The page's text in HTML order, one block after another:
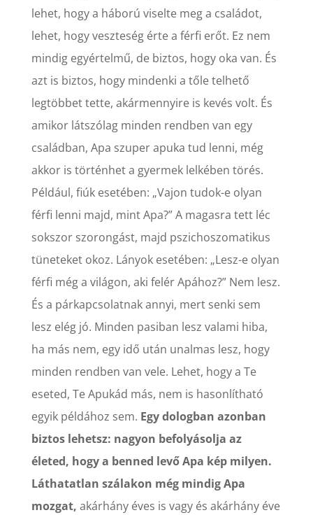
lehet, hogy a háború viselte meg a családot,
lehet, hogy veszteség érte a férfi erőt. Ez nem
mindig egyértelmű, de biztos, hogy oka van. És
azt is biztos, hogy mindenki a tőle telhető
legtöbbet tette, akármennyire is kevés volt. És
amikor látszólag minden rendben van egy
családban, Apa szuper apuka tud lenni, még
akkor is történhet a gyermek lelkében törés.
Például, fiúk esetében: „Vajon tudok-e olyan
férfi lenni majd, mint Apa?” A magasra tett léc
sokszor szorongást, majd pszichoszomatikus
tüneteket okoz. Lányok esetében: „Lesz-e olyan
férfi még a világon, aki felér Apához?” Nem lesz.
És a párkapcsolatnak annyi, mert senki sem
lesz elég jó. Minden pasiban lesz valami hiba,
ha más nem, egy idő után unalmas lesz, hogy
minden rendben van vele. Lehet, hogy a Te
eseted, Te Apukád más, nem is hasonlítható
egyik példához sem. Egy dologban azonban
biztos lehetsz: nagyon befolyásolja az
életed, hogy a benned levő Apa kép milyen.
Láthatatlan szálakon még mindig Apa
mozgat, akárhány éves is vagy és akárhány éve